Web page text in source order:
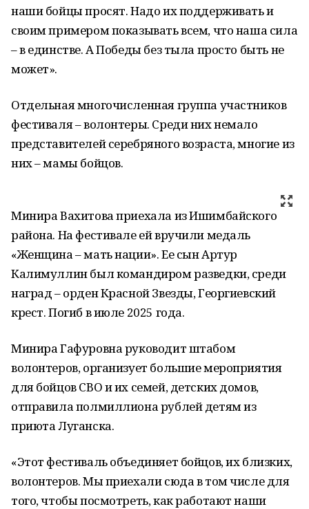
наши бойцы просят. Надо их поддерживать и
своим примером показывать всем, что наша сила
– в единстве. А Победы без тыла просто быть не
может».
Отдельная многочисленная группа участников
фестиваля – волонтеры. Среди них немало
представителей серебряного возраста, многие из
них – мамы бойцов.
Минира Вахитова приехала из Ишимбайского
района. На фестивале ей вручили медаль
«Женщина – мать нации». Ее сын Артур
Калимуллин был командиром разведки, среди
наград – орден Красной Звезды, Георгиевский
крест. Погиб в июле 2025 года.
Минира Гафуровна руководит штабом
волонтеров, организует большие мероприятия
для бойцов СВО и их семей, детских домов,
отправила полмиллиона рублей детям из
приюта Луганска.
«Этот фестиваль объединяет бойцов, их близких,
волонтеров. Мы приехали сюда в том числе для
того, чтобы посмотреть, как работают наши